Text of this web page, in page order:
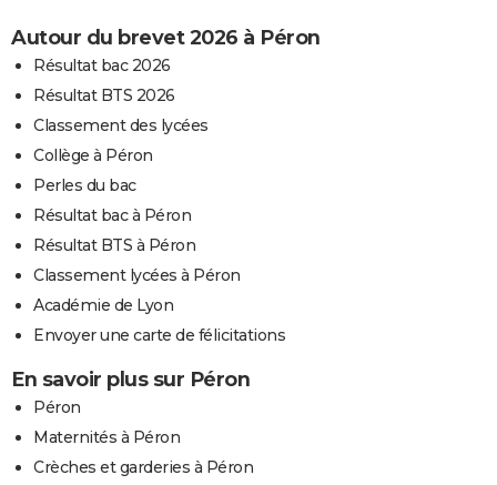
Autour du brevet 2026 à Péron
Résultat bac 2026
Résultat BTS 2026
Classement des lycées
Collège à Péron
Perles du bac
Résultat bac à Péron
Résultat BTS à Péron
Classement lycées à Péron
Académie de Lyon
Envoyer une carte de félicitations
En savoir plus sur Péron
Péron
Maternités à Péron
Crèches et garderies à Péron